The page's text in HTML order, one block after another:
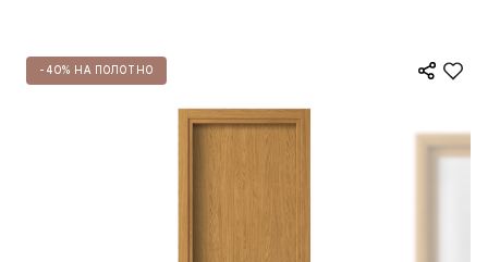
-40% НА ПОЛОТНО